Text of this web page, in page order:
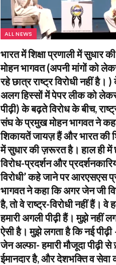
ALL NEWS
भारत में शिक्षा प्रणाली में सुधार
मोहन भागवत (अपनी मांगों को
रहे छात्र राष्ट्र विरोधी नहीं
अलग हिस्सों में पेपर लीक को
पीढ़ी) के बढ़ते विरोध के बीच,
संघ के प्रमुख मोहन भागवत ने
शिकायतें जायज़ हैं और भारत की
में सुधार की ज़रूरत है। हाल ही में
विरोध-प्रदर्शन और
विरोधी’ कहे जाने पर आरएसएस
भागवत ने कहा कि अगर जेन जी
है, तो वे राष्ट्र-विरोधी नहीं हैं। वे
हमारी अगली पीढ़ी हैं। मुझे नहीं
ऐसी है। मुझे लगता है कि नई
जेन अल्फा- हमारी मौजूदा पीढ़ी से
ईमानदार है, और देशभक्ति व सेवा